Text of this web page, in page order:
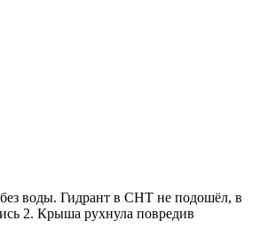
воды. Гидрант в СНТ не подошёл, в
2. Крыша рухнула повредив